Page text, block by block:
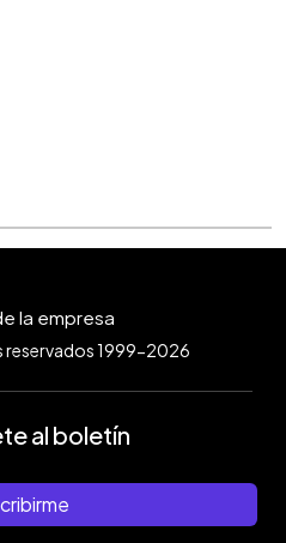
reservados 1999-2026
al boletín